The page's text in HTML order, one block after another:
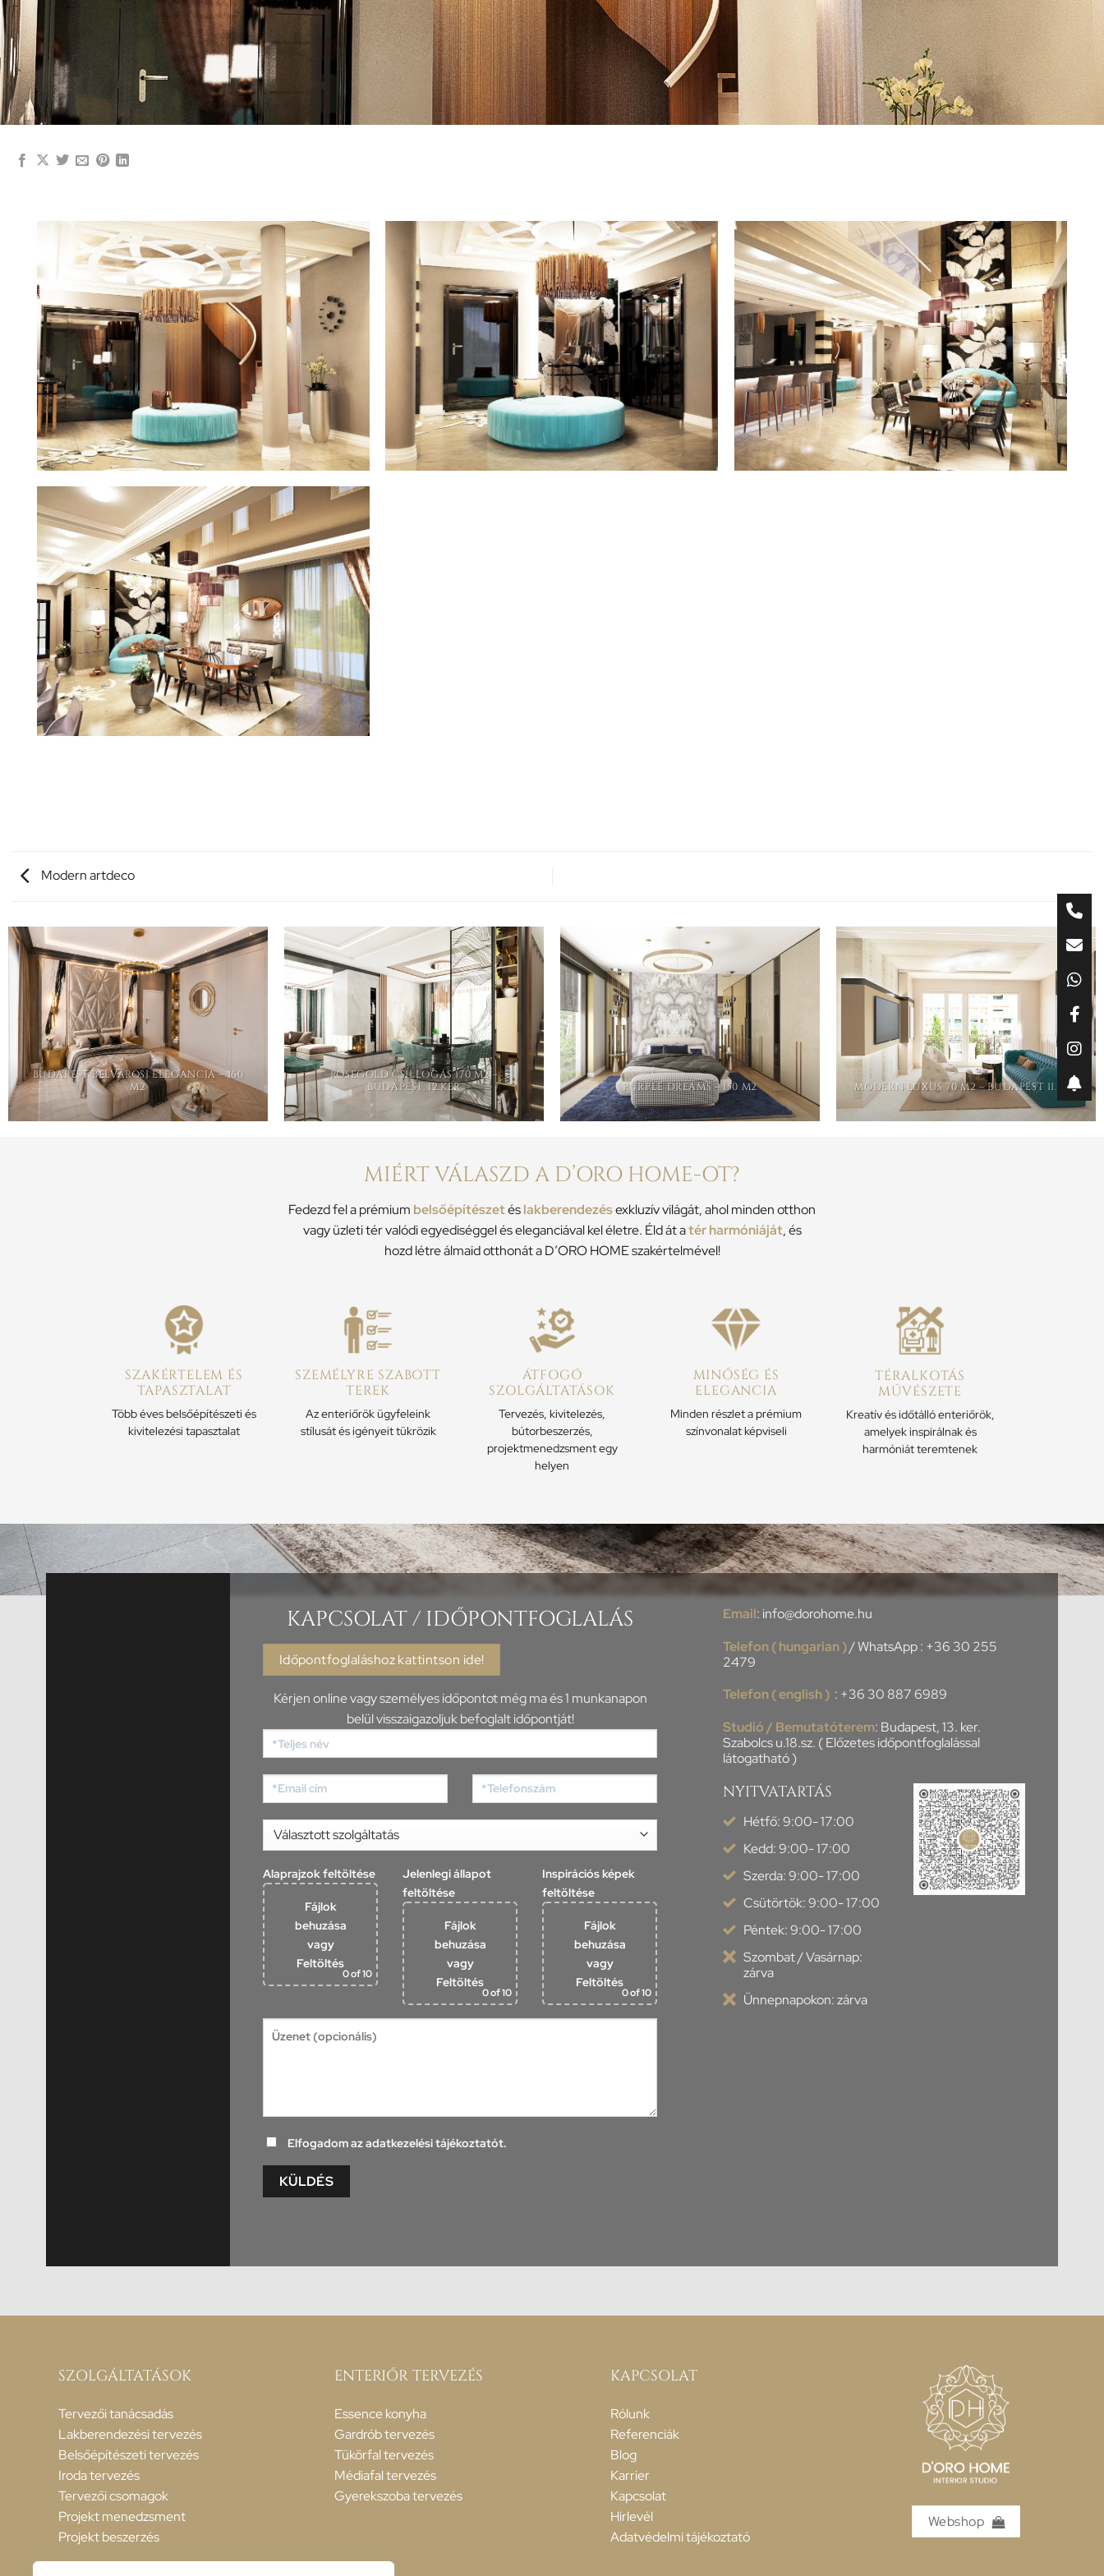
Modern artdeco
BUDAPEST BELVÁROSI ELEGANCIA – 160
M2
ROSEGOLD CSILLOGÁS 170 M2 –
BUDAPEST, 12.KER
PURPLE DREAMS – 150 M2 MODERN LUXUS 70 M2 – BUDAPEST 11.KER
MIÉRT VÁLASZD A D’ORO HOME-OT?
Fedezd fel a prémium belsőépítészetéslakberendezésexkluzív világát, ahol minden otthon
vagy üzleti tér valódi egyediséggel és eleganciával kel életre. Éld át atér harmóniáját, és
hozd létre álmaid otthonát a D’ORO HOME szakértelmével!
SZAKÉRTELEM ÉS
TAPASZTALAT
Több éves belsőépítészeti és
kivitelezési tapasztalat
SZEMÉLYRE SZABOTT
TEREK
Az enteriőrök ügyfeleink
stílusát és igényeit tükrözik
ÁTFOGÓ
SZOLGÁLTATÁSOK
Tervezés, kivitelezés,
bútorbeszerzés,
projektmenedzsment egy
helyen
MINŐSÉG ÉS
ELEGANCIA
Minden részlet a prémium
színvonalat képviseli
TÉRALKOTÁS
MŰVÉSZETE
Kreatív és időtálló enteriőrök,
amelyek inspirálnak és
harmóniát teremtenek
KAPCSOLAT / IDŐPONTFOGLALÁS
Időpontfoglaláshoz kattintson ide!
Kérjen online vagy személyes időpontot még ma és 1 munkanapon
belül visszaigazoljuk befoglalt időpontját!
Alaprajzok feltöltése
Fájlok
behuzása
vagy
Feltöltés
0of 10
Jelenlegi állapot
feltöltése
Fájlok
behuzása
vagy
Feltöltés
0of 10
Inspirációs képek
feltöltése
Fájlok
behuzása
vagy
Feltöltés
0of 10
Elfogadom az adatkezelési tájékoztatót.
Email: info@dorohome.hu
Telefon ( hungarian )/ WhatsApp : +36 30 255
2479
Telefon ( english ) : +36 30 887 6989
Studió / Bemutatóterem: Budapest, 13. ker.
Szabolcs u.18.sz. ( Előzetes időpontfoglalással
látogatható )
NYITVATARTÁS
Hétfő: 9:00- 17:00
Kedd: 9:00- 17:00
Szerda: 9:00- 17:00
Csütörtök: 9:00- 17:00
Péntek: 9:00- 17:00
Szombat / Vasárnap:
zárva
Ünnepnapokon: zárva
SZOLGÁLTATÁSOK
Tervezői tanácsadás
Lakberendezési tervezés
Belsőépítészeti tervezés
Iroda tervezés
Tervezői csomagok
Projekt menedzsment
Projekt beszerzés
ENTERIŐR TERVEZÉS
Essence konyha
Gardrób tervezés
Tükörfal tervezés
Médiafal tervezés
Gyerekszoba tervezés
KAPCSOLAT
Rólunk
Referenciák
Blog
Karrier
Kapcsolat
Hírlevél
Adatvédelmi tájékoztató
Webshop